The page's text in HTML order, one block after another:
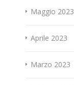
Maggio 2023
Aprile 2023
Marzo 2023